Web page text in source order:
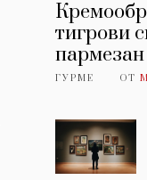
тигрови
пармезан
ГУРМЕ ОТ